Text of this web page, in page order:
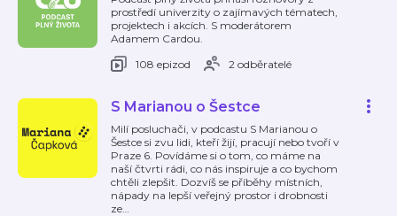
prostředí univerzity o zajímavých tématech,
projektech i akcích. S moderátorem
Adamem Cardou.
108 epizod
2 odběratelé
S Marianou o Šestce
Milí posluchači, v podcastu S Marianou o
Šestce si zvu lidi, kteří žijí, pracují nebo tvoří v
Praze 6. Povídáme si o tom, co máme na
naší čtvrti rádi, co nás inspiruje a co bychom
chtěli zlepšit. Dozvíš se příběhy místních,
nápady na lepší veřejný prostor i drobnosti
ze…